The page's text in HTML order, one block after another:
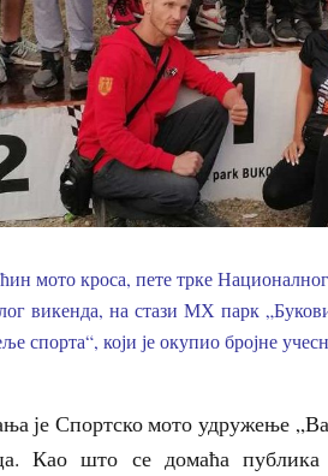
мото кроса, пете трке
викенда, на стази МХ парк
спорта“, који је окупио бројне
је Спортско мото удружење
Као што се домаћа